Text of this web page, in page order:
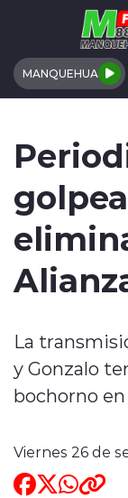
Click acá para ir
MANQUEHUA
La
y Gonzalo
bochorno en
Viernes 26 de